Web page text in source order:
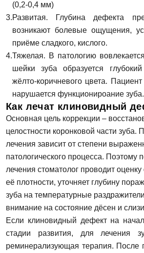
(0,2-0,4 мм)
Развитая. Глубина дефекта
возникают болевые ощущения,
приёме сладкого, кислого.
Тяжелая. В патологию
шейки зуба образуется
жёлто-коричневого цвета.
нарушается функционироание зуба.
Как лечат клиновидный
Основная цель коррекции –
целостности коронковой части зуба.
лечения зависит от степени
патологического процесса. Поэтому
лечения стоматолог проводит
её плотности, уточняет глубину
зуба на температурные
внимание на состояние дёсен и
Если клиновидный дефект на
стадии развития, для лечения
реминерализующая терапия. После